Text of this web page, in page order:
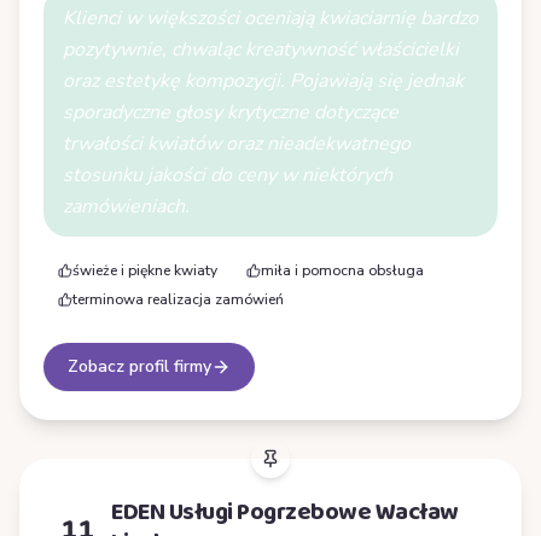
Klienci w większości oceniają kwiaciarnię bardzo
pozytywnie, chwaląc kreatywność właścicielki
oraz estetykę kompozycji. Pojawiają się jednak
sporadyczne głosy krytyczne dotyczące
trwałości kwiatów oraz nieadekwatnego
stosunku jakości do ceny w niektórych
zamówieniach.
świeże i piękne kwiaty
miła i pomocna obsługa
terminowa realizacja zamówień
Zobacz profil firmy
EDEN Usługi Pogrzebowe Wacław